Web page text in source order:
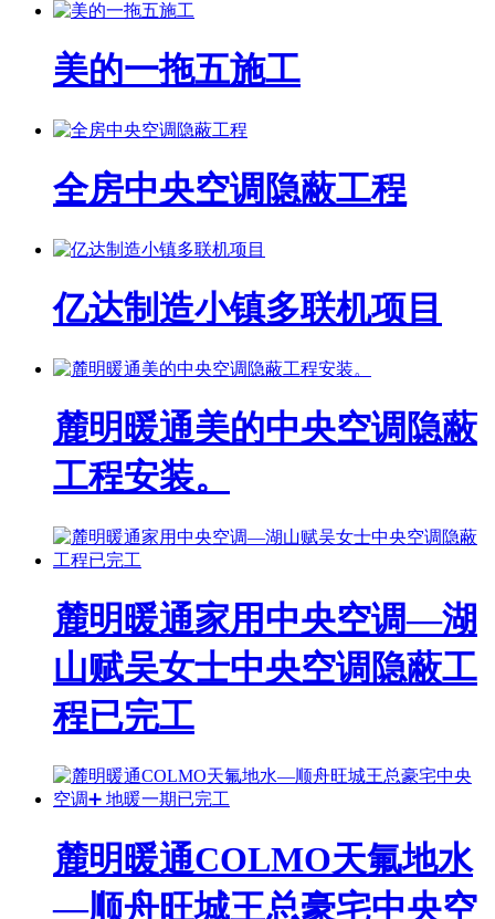
美的一拖五施工
全房中央空调隐蔽工程
亿达制造小镇多联机项目
麓明暖通美的中央空调隐蔽
工程安装。
麓明暖通家用中央空调—湖
山赋吴女士中央空调隐蔽工
程已完工
麓明暖通COLMO天氟地水
—顺舟旺城王总豪宅中央空